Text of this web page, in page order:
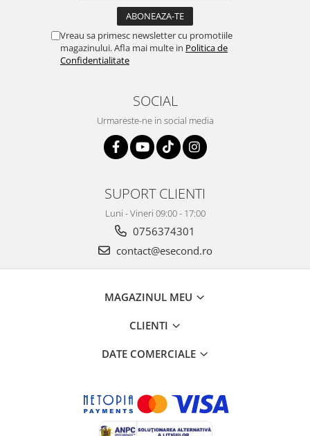
Vreau sa primesc newsletter cu promotiile
magazinului. Afla mai multe in Politica de
Confidentialitate
SOCIAL
Urmareste-ne in social media
SUPORT CLIENTI
Luni - Vineri 09:00 - 17:00
0756374301
contact@esecond.ro
MAGAZINUL MEU
CLIENTI
DATE COMERCIALE